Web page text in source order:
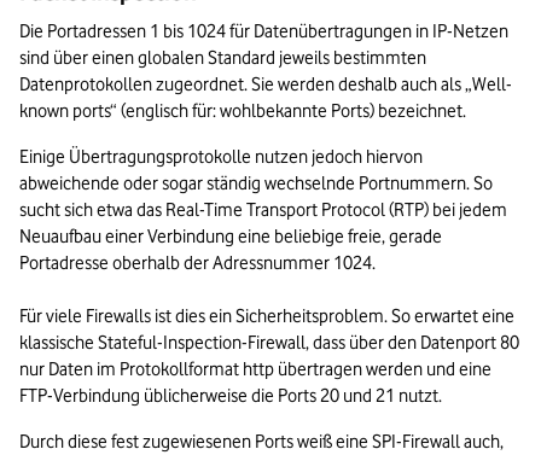
Die Portadressen 1 bis 1024 für Datenübertragungen in IP-Netzen
sind über einen globalen Standard jeweils bestimmten
Datenprotokollen zugeordnet. Sie werden deshalb auch als „Well-
known ports“ (englisch für: wohlbekannte Ports) bezeichnet.
Einige Übertragungsprotokolle nutzen jedoch hiervon
abweichende oder sogar ständig wechselnde Portnummern. So
sucht sich etwa das Real-Time Transport Protocol (RTP) bei jedem
Neuaufbau einer Verbindung eine beliebige freie, gerade
Portadresse oberhalb der Adressnummer 1024.
Für viele Firewalls ist dies ein Sicherheitsproblem. So erwartet eine
klassische Stateful-Inspection-Firewall, dass über den Datenport 80
nur Daten im Protokollformat http übertragen werden und eine
FTP-Verbindung üblicherweise die Ports 20 und 21 nutzt.
Durch diese fest zugewiesenen Ports weiß eine SPI-Firewall auch,